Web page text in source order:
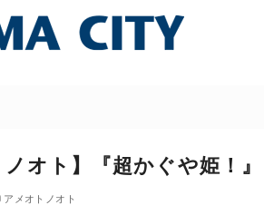
ノオト】『超かぐや姫！』
アメオトノオト